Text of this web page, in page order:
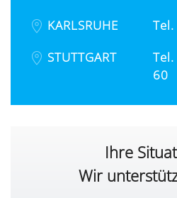
KARLSRUHE
STUTTGART
60
Ihre
Wir